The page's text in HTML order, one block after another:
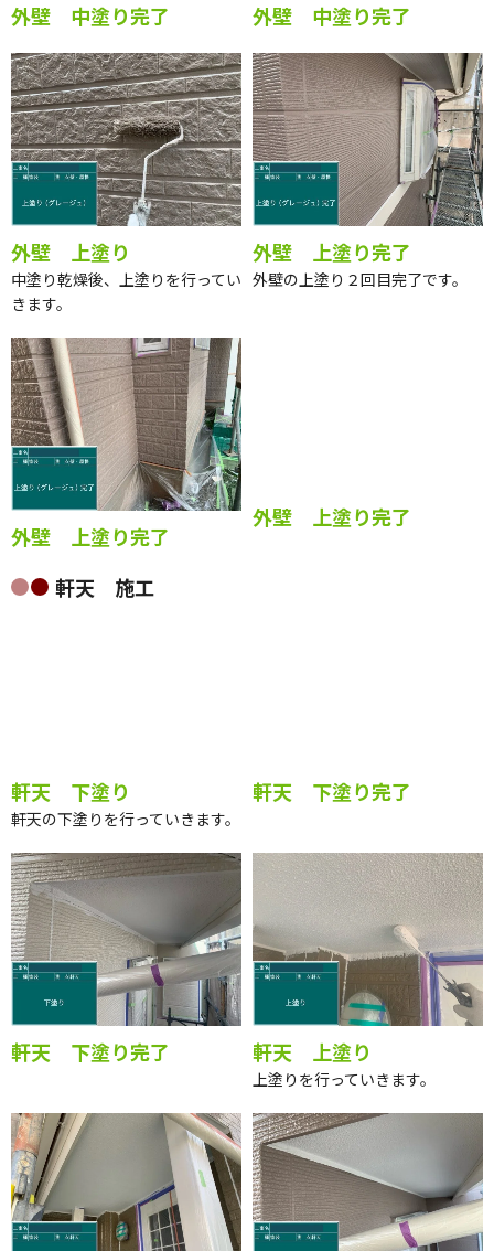
外壁 中塗り完了 外壁 中塗り完了
外壁 上塗り
中塗り乾燥後、上塗りを行ってい
きます。
外壁 上塗り完了
外壁の上塗り２回目完了です。
外壁 上塗り完了
外壁 上塗り完了
軒天 施工
軒天 下塗り 軒天 下塗り完了
軒天 下塗り完了 軒天 上塗り